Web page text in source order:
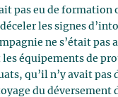
pas eu de formation
les signes
ne s’était pas
équipements de
qu’il n’y avait pas
du déversement